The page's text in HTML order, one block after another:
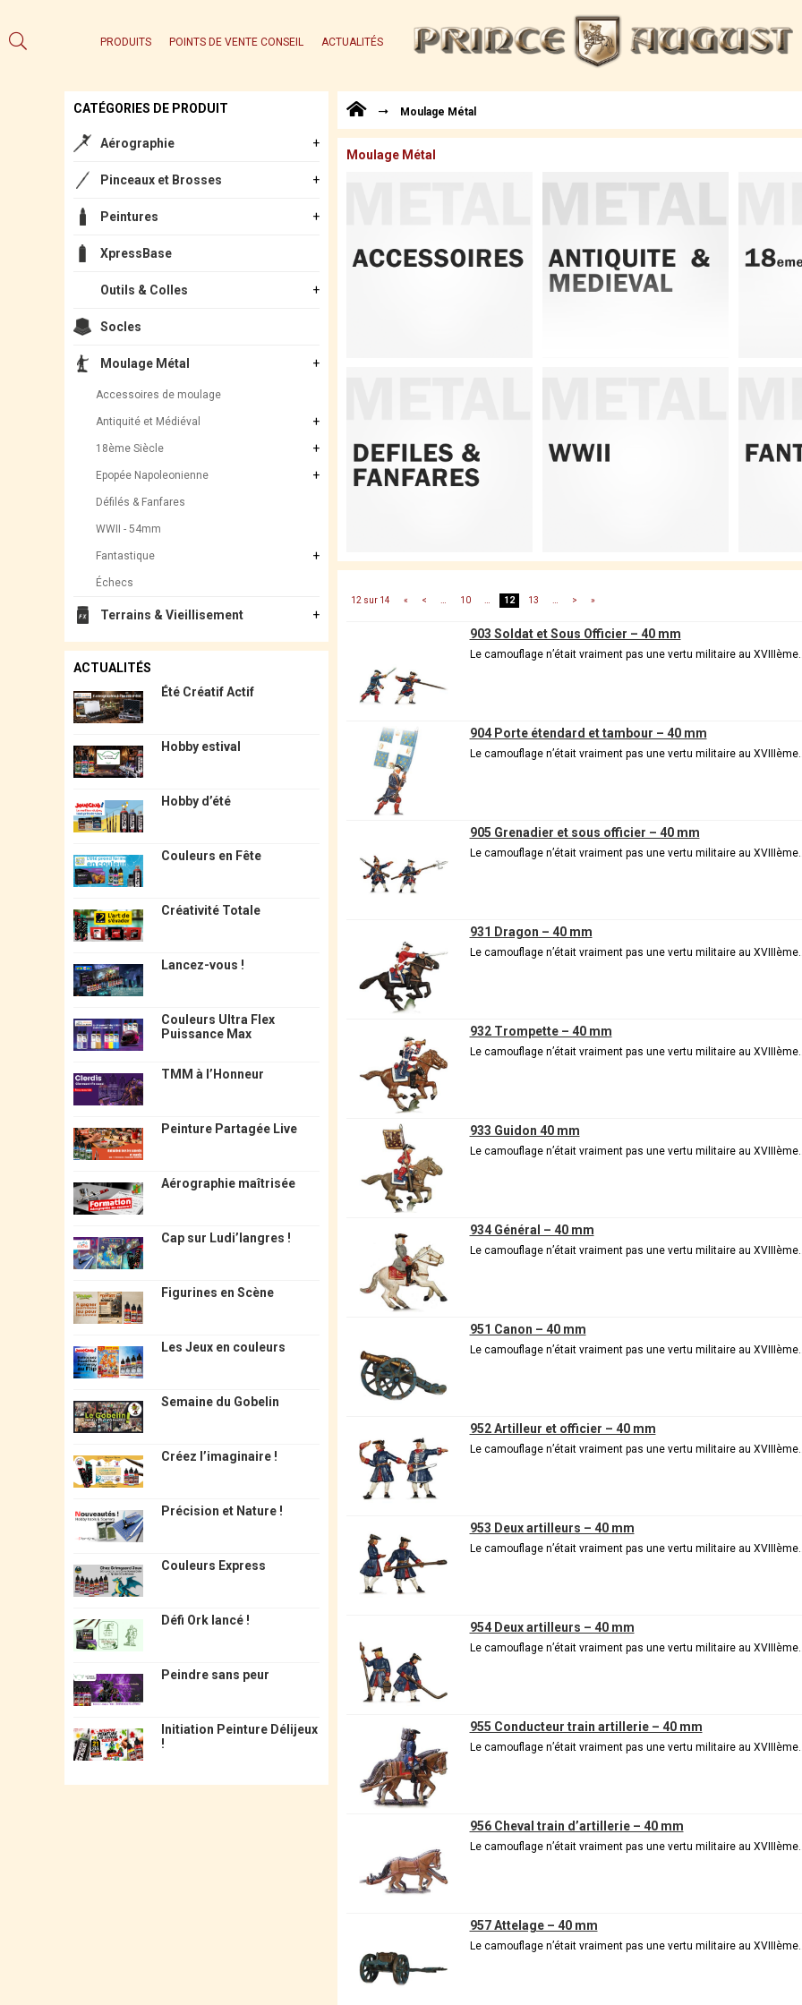
PRODUITS POINTS DE VENTE CONSEIL ACTUALITÉS
CATÉGORIES DE PRODUIT
Aérographie
Pinceaux et Brosses
Peintures
XpressBase
Outils & Colles
Socles
Moulage Métal
Accessoires de moulage
Antiquité et Médiéval
18ème Siècle
Epopée Napoleonienne
Défilés & Fanfares
WWII - 54mm
Fantastique
Échecs
Terrains & Vieillisement
ACTUALITÉS
Été Créatif Actif
Hobby estival
Hobby d’été
Couleurs en Fête
Créativité Totale
Lancez-vous !
Couleurs Ultra Flex
Puissance Max
TMM à l’Honneur
Peinture Partagée Live
Aérographie maîtrisée
Cap sur Ludi’langres !
Figurines en Scène
Les Jeux en couleurs
Semaine du Gobelin
Créez l’imaginaire !
Précision et Nature !
Couleurs Express
Défi Ork lancé !
Peindre sans peur
Initiation Peinture Délijeux
!
Moulage Métal
Moulage Métal
12 sur 14 « < 10 12 13 > »
903 Soldat et Sous Officier – 40 mm
Le camouflage n’était vraiment pas une vertu militaire au
904 Porte étendard et tambour – 40 mm
Le camouflage n’était vraiment pas une vertu militaire au
905 Grenadier et sous officier – 40 mm
Le camouflage n’était vraiment pas une vertu militaire au
931 Dragon – 40 mm
Le camouflage n’était vraiment pas une vertu militaire au
932 Trompette – 40 mm
Le camouflage n’était vraiment pas une vertu militaire au
933 Guidon 40 mm
Le camouflage n’était vraiment pas une vertu militaire au
934 Général – 40 mm
Le camouflage n’était vraiment pas une vertu militaire au
951 Canon – 40 mm
Le camouflage n’était vraiment pas une vertu militaire au
952 Artilleur et officier – 40 mm
Le camouflage n’était vraiment pas une vertu militaire au
953 Deux artilleurs – 40 mm
Le camouflage n’était vraiment pas une vertu militaire au
954 Deux artilleurs – 40 mm
Le camouflage n’était vraiment pas une vertu militaire au
955 Conducteur train artillerie – 40 mm
Le camouflage n’était vraiment pas une vertu militaire au
956 Cheval train d’artillerie – 40 mm
Le camouflage n’était vraiment pas une vertu militaire au
957 Attelage – 40 mm
Le camouflage n’était vraiment pas une vertu militaire au